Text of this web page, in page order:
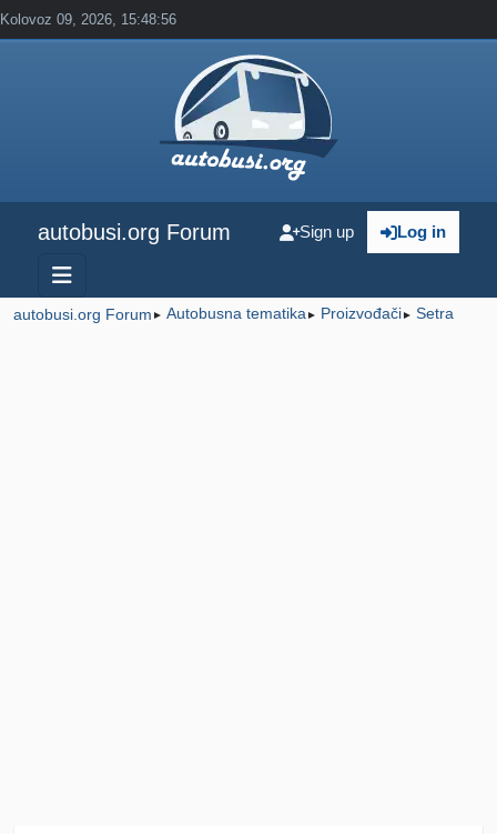
Kolovoz 09, 2026, 15:48:56
autobusi.org Forum Log in
Sign up
autobusi.org Forum ► Autobusna tematika ► Proizvođači► Setra